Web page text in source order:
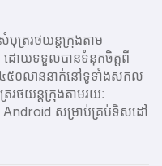
ត្ររថយន្តក្រុងតាម
ដោយទទួលបានទំនុកចិត្តពី
៤៥០លាននាក់នៅទូទាំងសកល
ថយន្តក្រុងតាមរយៈ
Android សម្រាប់គ្រប់ទិសដៅ